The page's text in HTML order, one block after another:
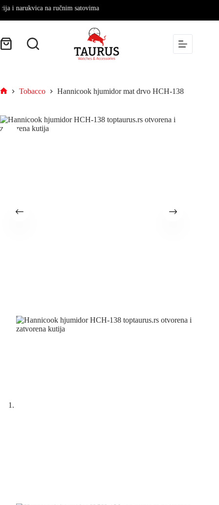
narukvica na ručnim satovima
Tobacco Hannicook hjumidor mat drvo HCH-138